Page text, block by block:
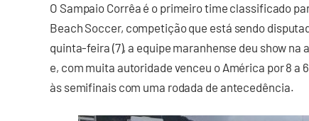
O Sampaio Corrêa é o primeiro time classificado
Beach Soccer, competição que está sendo
quinta-feira (7), a equipe maranhense deu show na
e, com muita autoridade venceu o América por 8 a
às semifinais com uma rodada de antecedência.